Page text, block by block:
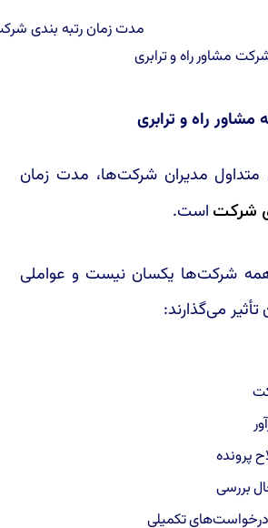
مشاور راه و ترابری
راه و ترابری
مدیران شرکت‌ها، مدت زمان
شرکت است.
همه شرکت‌ها یکسان نیست و عواملی
تأثیر می‌گذارند:
پرونده
بررسی
تکمیلی